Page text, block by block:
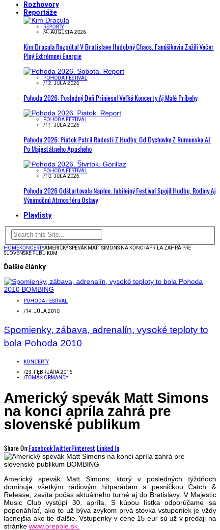
Rozhovory
Reportáže
REPORTY
/4. AUGUSTA 2026
Kim Dracula Rozpútal V Bratislave Hudobný Chaos. Fanúšikovia Zažili Večer
Plný Extrémnej Energie
POHODA FESTIVAL
/12. JÚLA 2026
Pohoda 2026: Posledný Deň Priniesol Veľké Koncerty Aj Malé Príbehy
POHODA FESTIVAL
/11. JÚLA 2026
Pohoda 2026: Piatok Patril Radosti Z Hudby. Od Dychovky Z Rumunska Až
Po Majestátneho Apasheho
POHODA FESTIVAL
/10. JÚLA 2026
Pohoda 2026 Odštartovala Naplno. Jubilejný Festival Spojil Hudbu, Rodiny Aj
Výnimočnú Atmosféru Oslavy
Playlisty
HOMEKONCERTYAMERICKÝ SPEVÁK MATT SIMONS NA KONCI APRÍLA ZAHRÁ PRE
SLOVENSKÉ PUBLIKUM
Ďalšie články
POHODA FESTIVAL
/14. JÚLA 2010
Spomienky, zábava, adrenalín, vysoké teploty to
bola Pohoda 2010
KONCERTY
/23. FEBRUÁRA 2016
/TOMÁŠ ORMANDY
Americký spevák Matt Simons
na konci apríla zahrá pre
slovenské publikum
Share On:FacebookTwitterPinterest Linked In
Americký spevák Matt Simons, ktorý v posledných týždňoch
dominuje všetkým rádiovým hitparádam s pesničkou Catch &
Release, zavíta počas aktuálneho turné aj do Bratislavy. V Majestic
Music Club vystúpi 30. apríla. S kúpou lístka odporúčame sa
poponáhľať, ako to už býva zvykom prvá stovka vstupeniek je vždy
lacnejšia ako tie ďalšie. Vstupenky v cene 15 eur sú už v predaji na
stránke www.orepole.sk.